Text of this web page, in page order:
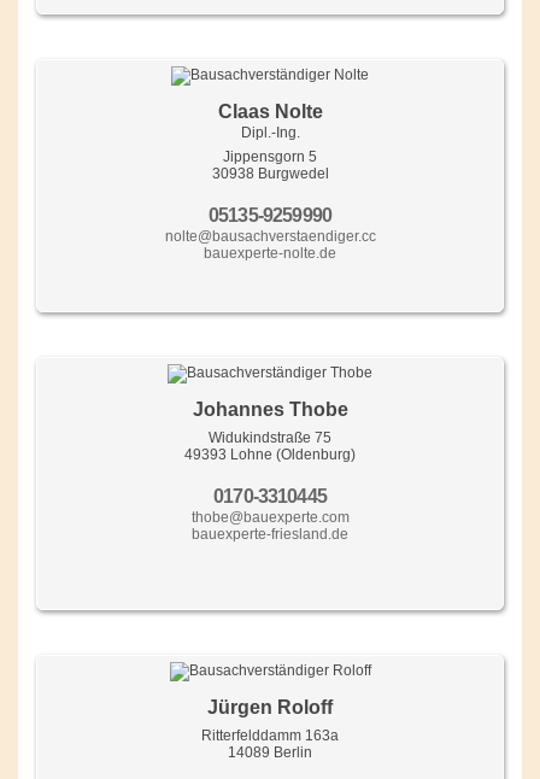
Claas Nolte
Dipl.-Ing.
Jippensgorn 5
30938 Burgwedel
05135-9259990
nolte@bausachverstaendiger.cc
bauexperte-nolte.de
Johannes Thobe
Widukindstraße 75
49393 Lohne (Oldenburg)
0170-3310445
thobe@bauexperte.com
bauexperte-friesland.de
Jürgen Roloff
Ritterfelddamm 163a
14089 Berlin